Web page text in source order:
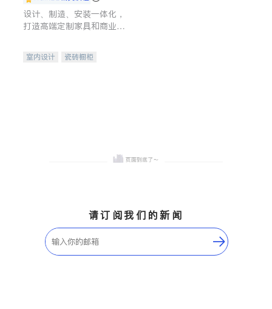
设计、制造、安装一体化，
打造高端定制家具和商业空
室内设计
瓷砖橱柜
请订阅我们的新闻